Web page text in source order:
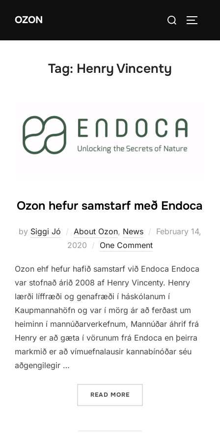
OZON
Search
Tag: Henry Vincenty
Ozon hefur samstarf með Endoca
by Siggi Jó About Ozon, News
Posted
February 14,
2020
One Comment
Ozon ehf hefur hafið samstarf við Endoca Endoca
var stofnað árið 2008 af Henry Vincenty. Henry
lærði líffræði og genafræði í háskólanum í
Kaupmannahöfn og var í mörg ár að ferðast um
heiminn í mannúðarverkefnum, Mannúðar áhrif frá
Henry er að gæta í vörunum frá Endoca en þeirra
markmið er að vímuefnalausir kannabínóðar séu
aðgengilegir …
READ MORE